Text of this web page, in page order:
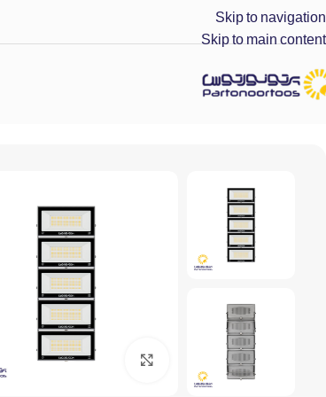
Skip to navigation
Skip to main content
برای بزرگنمایی کلیک کنید